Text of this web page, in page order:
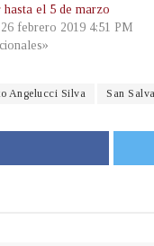
hasta el 5 de marzo
febrero 2019 4:51 PM
Angelucci Silva San